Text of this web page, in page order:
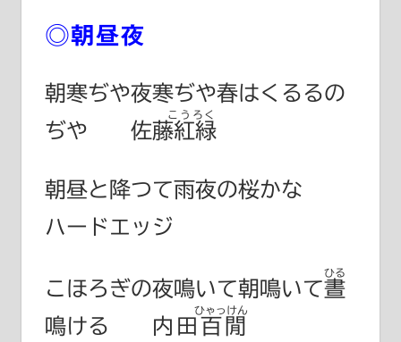
◎朝昼夜
朝寒ぢや夜寒ぢや春はくるるの
ぢや 佐藤紅緑
こうろく
朝昼と降つて雨夜の桜かな
ハードエッジ
こほろぎの夜鳴いて朝鳴いて晝
ひる
鳴ける 内田百閒
ひゃっけん